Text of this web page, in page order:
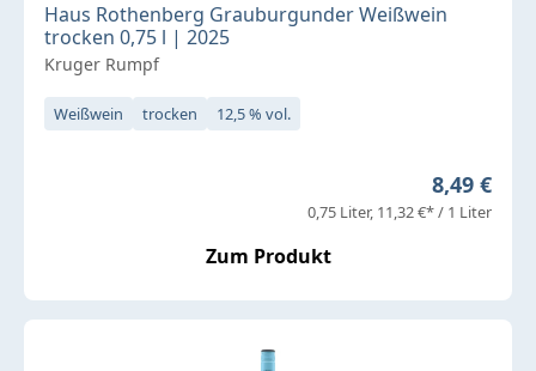
Haus Rothenberg Grauburgunder Weißwein
trocken 0,75 l | 2025
Kruger Rumpf
Weißwein trocken 12,5 % vol.
Regulärer
8,49 €
0,75 Liter 11,32 €* / 1 Liter
Zum Produkt